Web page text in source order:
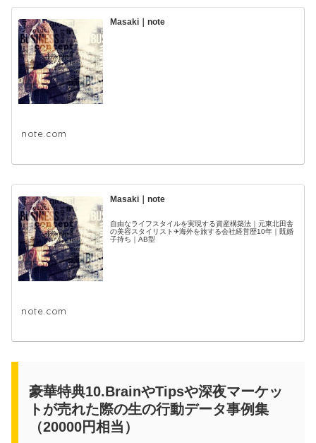
Masaki｜note
note.com
Masaki｜note
自由なライフスタイルを実現する資産構築法｜元東北田舎
の美容スタイリスト✈海外を旅する会社経営歴10年｜既婚
子持ち｜AB型
note.com
豪華特典10.BrainやTipsや深夜マーケッ
トが売れた際の生の行動データ事例集
（20000円相当）